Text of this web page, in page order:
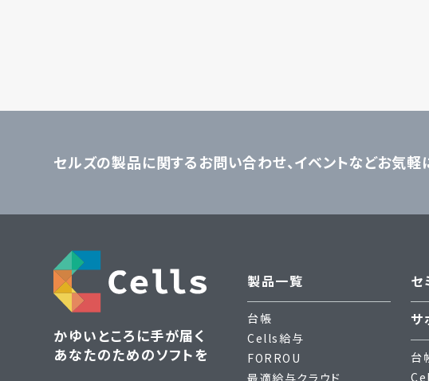
セルズの製品に関するお問い合わせ、イベントなどお気軽
かゆいところに手が届く
あなたのためのソフトを
製品一覧
台帳
Cells給与
FORROU
セ
サ
台